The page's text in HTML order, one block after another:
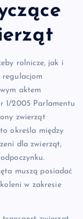
rolnicze, jak i
regulacjom
aktem
1/2005 Parlamentu
zwierząt
określa między
dla zwierząt,
muszą posiadać
w zakresie